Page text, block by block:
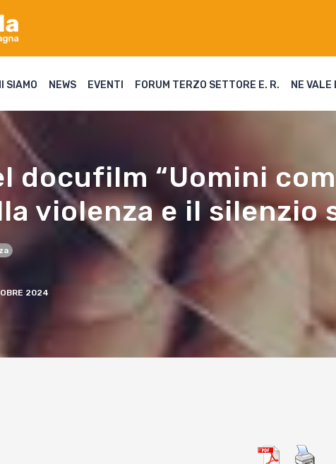
SIAMO NEWS EVENTI FORUM TERZO SETTORE E. R. NE VALE
docufilm “Uomini
violenza e il silenzio
2024